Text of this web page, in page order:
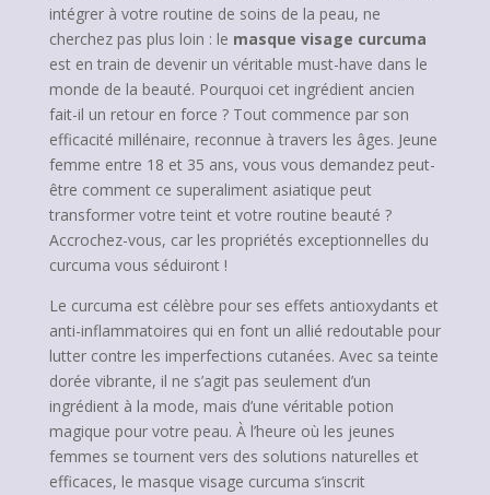
intégrer à votre routine de soins de la peau, ne
cherchez pas plus loin : le masque visage curcuma
est en train de devenir un véritable must-have dans le
monde de la beauté. Pourquoi cet ingrédient ancien
fait-il un retour en force ? Tout commence par son
efficacité millénaire, reconnue à travers les âges. Jeune
femme entre 18 et 35 ans, vous vous demandez peut-
être comment ce superaliment asiatique peut
transformer votre teint et votre routine beauté ?
Accrochez-vous, car les propriétés exceptionnelles du
curcuma vous séduiront !
Le curcuma est célèbre pour ses effets antioxydants et
anti-inflammatoires qui en font un allié redoutable pour
lutter contre les imperfections cutanées. Avec sa teinte
dorée vibrante, il ne s’agit pas seulement d’un
ingrédient à la mode, mais d’une véritable potion
magique pour votre peau. À l’heure où les jeunes
femmes se tournent vers des solutions naturelles et
efficaces, le masque visage curcuma s’inscrit